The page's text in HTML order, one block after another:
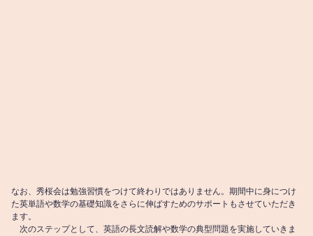
なお、秀桜会は勉強習慣をつけて終わりではありません。期間中に身につけ
た英単語や数学の基礎知識をさらに伸ばすためのサポートもさせていただき
ます。
次のステップとして、英語の長文読解や数学の典型問題を実施していきま